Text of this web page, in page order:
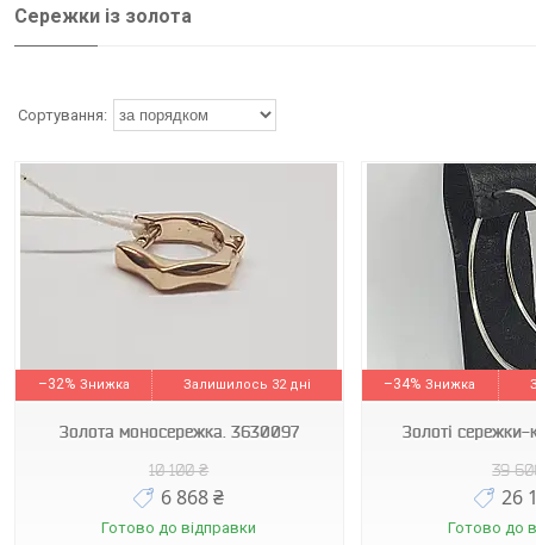
Сережки із золота
–32%
Залишилось 32 дні
Золота моносережка. 3630097
10 100 ₴
6 868 ₴
Готово до відправки
–34%
Золоті сережки-
39
26
Готово до
210336_5_А